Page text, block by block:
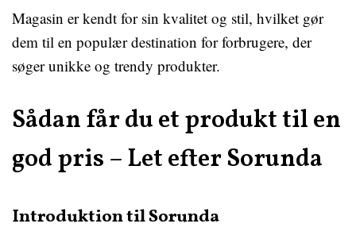
Magasin er kendt for sin kvalitet og stil, hvilket gør
dem til en populær destination for forbrugere, der
søger unikke og trendy produkter.
Sådan får du et produkt til en
god pris – Let efter Sorunda
Introduktion til Sorunda